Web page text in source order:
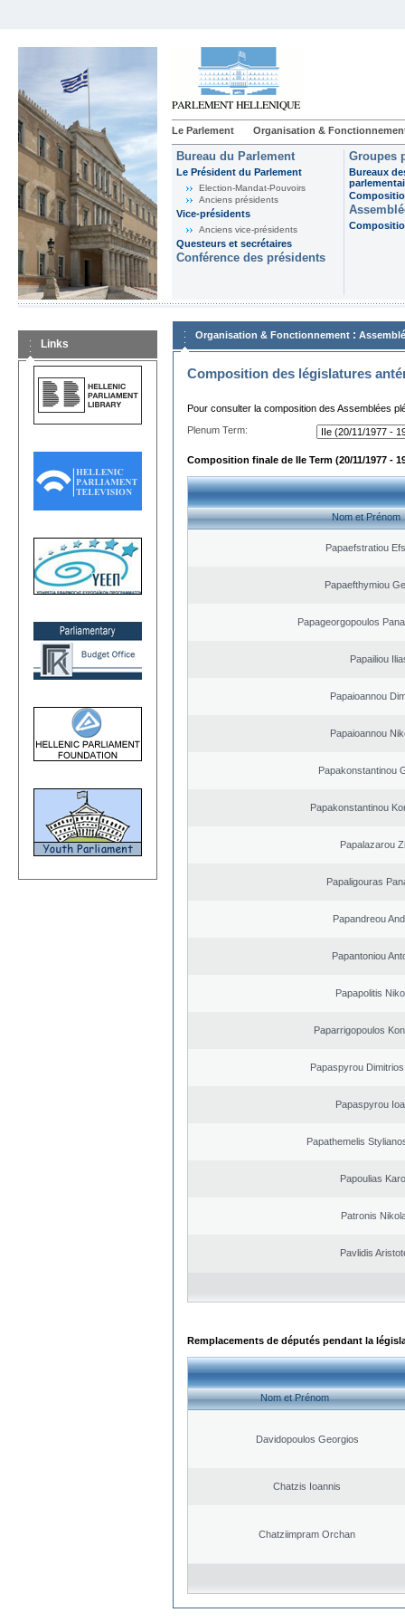
Le Parlement Organisation &
Bureau du Parlement
Le Président du Parlement
Election-Mandat-Pouvoirs
Anciens présidents
Vice-présidents
Anciens vice-présidents
Questeurs et secrétaires
Conférence des présidents
Groupes
Bureaux
Links
Organisation & Fonctionnement :
Composition des législatures
Pour consulter la composition des Assemblées
Plenum Term:
Composition finale de IIe Term (20/11/1977 -
Nom et Prénom
Papaefstratiou
Papaefthymiou
Papageorgopoulos
Papailiou
Papaioannou
Papaioannou
Papakonstantinou
Papakonstantinou
Papalazarou
Papaligouras
Papandreou
Papantoniou
Papapolitis
Paparrigopoulos
Papaspyrou
Papaspyrou
Papathemelis
Papoulias
Patronis
Pavlidis
Remplacements de députés pendant la
Nom et Prénom
Davidopoulos Georgios
Chatzis Ioannis
Chatziimpram Orchan